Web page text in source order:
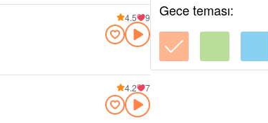
4.5 9
4.2 7
Gece teması: